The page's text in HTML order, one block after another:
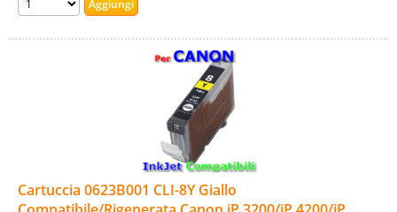
Cartuccia 0623B001 CLI-8Y Giallo